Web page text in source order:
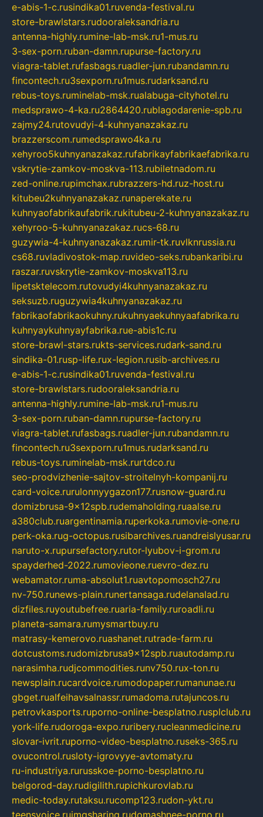
e-abis-1-c.rusindika01.ruvenda-festival.ru
store-brawlstars.rudooraleksandria.ru
antenna-highly.rumine-lab-msk.ru1-mus.ru
3-sex-porn.ruban-damn.rupurse-factory.ru
viagra-tablet.rufasbags.ruadler-jun.rubandamn.ru
fincontech.ru3sexporn.ru1mus.rudarksand.ru
rebus-toys.ruminelab-msk.rualabuga-cityhotel.ru
medsprawo-4-ka.ru2864420.rublagodarenie-spb.ru
zajmy24.rutovudyi-4-kuhnyanazakaz.ru
brazzerscom.rumedsprawo4ka.ru
xehyroo5kuhnyanazakaz.rufabrikayfabrikaefabrika.ru
vskrytie-zamkov-moskva-113.rubiletnadom.ru
zed-online.rupimchax.rubrazzers-hd.ruz-host.ru
kitubeu2kuhnyanazakaz.runaperekate.ru
kuhnyaofabrikaufabrik.rukitubeu-2-kuhnyanazakaz.ru
xehyroo-5-kuhnyanazakaz.rucs-68.ru
guzywia-4-kuhnyanazakaz.rumir-tk.ruvlknrussia.ru
cs68.ruvladivostok-map.ruvideo-seks.rubankaribi.ru
raszar.ruvskrytie-zamkov-moskva113.ru
lipetsktelecom.rutovudyi4kuhnyanazakaz.ru
seksuzb.ruguzywia4kuhnyanazakaz.ru
fabrikaofabrikaokuhny.rukuhnyaekuhnyaafabrika.ru
kuhnyaykuhnyayfabrika.rue-abis1c.ru
store-brawl-stars.rukts-services.rudark-sand.ru
sindika-01.rusp-life.rux-legion.rusib-archives.ru
e-abis-1-c.rusindika01.ruvenda-festival.ru
store-brawlstars.rudooraleksandria.ru
antenna-highly.rumine-lab-msk.ru1-mus.ru
3-sex-porn.ruban-damn.rupurse-factory.ru
viagra-tablet.rufasbags.ruadler-jun.rubandamn.ru
fincontech.ru3sexporn.ru1mus.rudarksand.ru
rebus-toys.ruminelab-msk.rurtdco.ru
seo-prodvizhenie-sajtov-stroitelnyh-kompanij.ru
card-voice.rurulonnyygazon177.rusnow-guard.ru
domizbrusa-9x12spb.rudemaholding.ruaalse.ru
a380club.ruargentinamia.ruperkoka.rumovie-one.ru
perk-oka.rug-octopus.rusibarchives.ruandreislyusar.ru
naruto-x.rupursefactory.rutor-lyubov-i-grom.ru
spayderhed-2022.rumovieone.ruevro-dez.ru
webamator.ruma-absolut1.ruavtopomosch27.ru
nv-750.runews-plain.runertansaga.rudelanalad.ru
dizfiles.ruyoutubefree.ruaria-family.ruroadli.ru
planeta-samara.rumysmartbuy.ru
matrasy-kemerovo.ruashanet.rutrade-farm.ru
dotcustoms.rudomizbrusa9x12spb.ruautodamp.ru
narasimha.rudjcommodities.runv750.rux-ton.ru
newsplain.rucardvoice.rumodopaper.rumanunae.ru
gbget.rualfeihavsalnassr.rumadoma.rutajuncos.ru
petrovkasports.ruporno-online-besplatno.rusplclub.ru
york-life.rudoroga-expo.ruribery.rucleanmedicine.ru
slovar-ivrit.ruporno-video-besplatno.ruseks-365.ru
ovucontrol.rusloty-igrovyye-avtomaty.ru
ru-industriya.rurusskoe-porno-besplatno.ru
belgorod-day.rudigilith.rupichkurovlab.ru
medic-today.rutaksu.rucomp123.rudon-ykt.ru
teensvoice.ruimgsharing.rudomashnee-porno.ru